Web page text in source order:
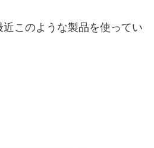
近このような製品を使ってい